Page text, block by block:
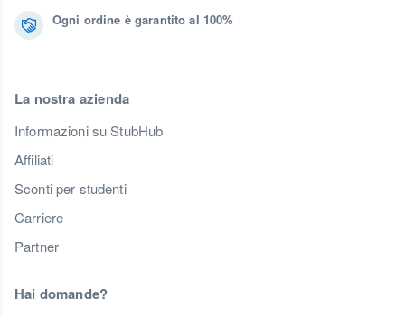
Ogni ordine è garantito al 100%
La nostra azienda
Informazioni su StubHub
Affiliati
Sconti per studenti
Carriere
Partner
Hai domande?